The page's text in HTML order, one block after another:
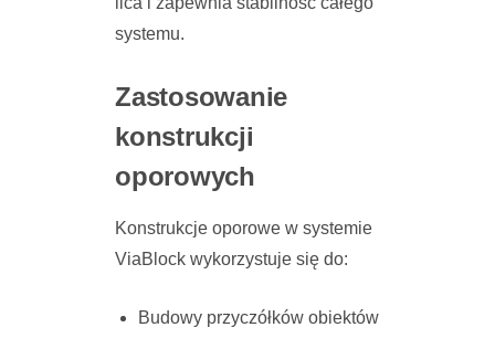
systemu.
Zastosowanie
konstrukcji
oporowych
Konstrukcje oporowe w systemie
ViaBlock wykorzystuje się do:
Budowy przyczółków obiektów